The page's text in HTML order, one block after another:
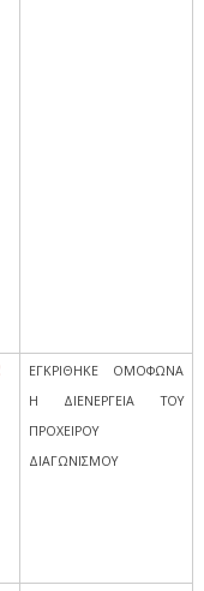
ΕΓΚΡΙΘΗΚΕ ΟΜΟΦΩΝΑ
Η ΔΙΕΝΕΡΓΕΙΑ ΤΟΥ
ΠΡΟΧΕΙΡΟΥ
ΔΙΑΓΩΝΙΣΜΟΥ